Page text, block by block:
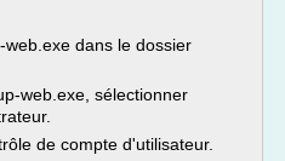
dans le dossier
web.exe, sélectionner
de compte d'utilisateur.